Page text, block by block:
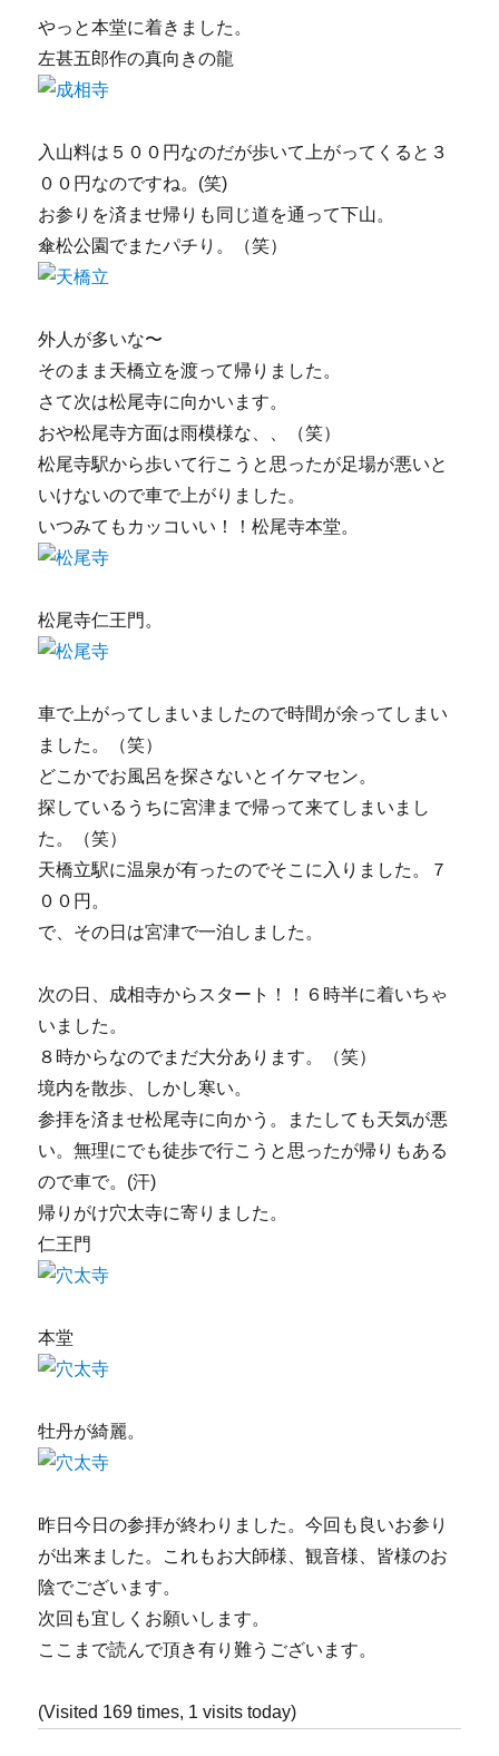
やっと本堂に着きました。
左甚五郎作の真向きの龍
入山料は５００円なのだが歩いて上がってくると３
００円なのですね。(笑)
お参りを済ませ帰りも同じ道を通って下山。
傘松公園でまたパチり。（笑）
外人が多いな〜
そのまま天橋立を渡って帰りました。
さて次は松尾寺に向かいます。
おや松尾寺方面は雨模様な、、（笑）
松尾寺駅から歩いて行こうと思ったが足場が悪いと
いけないので車で上がりました。
いつみてもカッコいい！！松尾寺本堂。
松尾寺仁王門。
車で上がってしまいましたので時間が余ってしまい
ました。（笑）
どこかでお風呂を探さないとイケマセン。
探しているうちに宮津まで帰って来てしまいまし
た。（笑）
天橋立駅に温泉が有ったのでそこに入りました。７
００円。
で、その日は宮津で一泊しました。
次の日、成相寺からスタート！！６時半に着いちゃ
いました。
８時からなのでまだ大分あります。（笑）
境内を散歩、しかし寒い。
参拝を済ませ松尾寺に向かう。またしても天気が悪
い。無理にでも徒歩で行こうと思ったが帰りもある
ので車で。(汗)
帰りがけ穴太寺に寄りました。
仁王門
本堂
牡丹が綺麗。
昨日今日の参拝が終わりました。今回も良いお参り
が出来ました。これもお大師様、観音様、皆様のお
陰でございます。
次回も宜しくお願いします。
ここまで読んで頂き有り難うございます。
(Visited 169 times, 1 visits today)